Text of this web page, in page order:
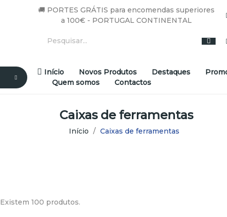
🚚 PORTES GRÁTIS para encomendas superiores
a 100€ - PORTUGAL CONTINENTAL
Início Novos Produtos Destaques
Quem somos
Contactos
Caixas de ferramentas
Início Caixas de ferramentas
Existem 100 produtos.